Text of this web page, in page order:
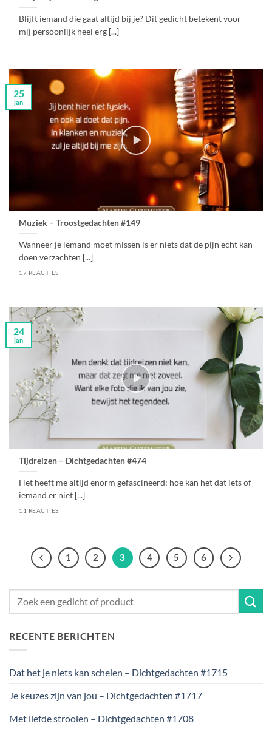
Blijft iemand die gaat altijd bij je? Dit gedicht betekent voor
mij persoonlijk heel erg [...]
Muziek – Troostgedachten #149
Wanneer je iemand moet missen is er niets dat de pijn echt kan
doen verzachten [...]
17 REACTIES
25
jan
Tijdreizen – Dichtgedachten #474
Het heeft me altijd enorm gefascineerd: hoe kan het dat iets of
iemand er niet [...]
11 REACTIES
24
jan
1 2 3 4 5 6
RECENTE BERICHTEN
Dat het je niets kan schelen – Dichtgedachten #1715
Je keuzes zijn van jou – Dichtgedachten #1717
Met liefde strooien – Dichtgedachten #1708